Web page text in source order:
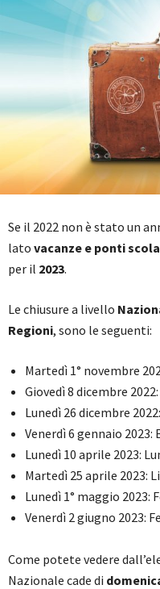
Se il 2022 non è stato un
lato vacanze e ponti
per il 2023.
Le chiusure a livello
Regioni, sono le seguenti:
Martedì 1° novembre
Giovedì 8 dicembre
Lunedì 26 dicembre
Venerdì 6 gennaio 2023:
Lunedì 10 aprile 2023:
Martedì 25 aprile 2023:
Lunedì 1° maggio 2023:
Venerdì 2 giugno 2023:
Come potete vedere
Nazionale cade di